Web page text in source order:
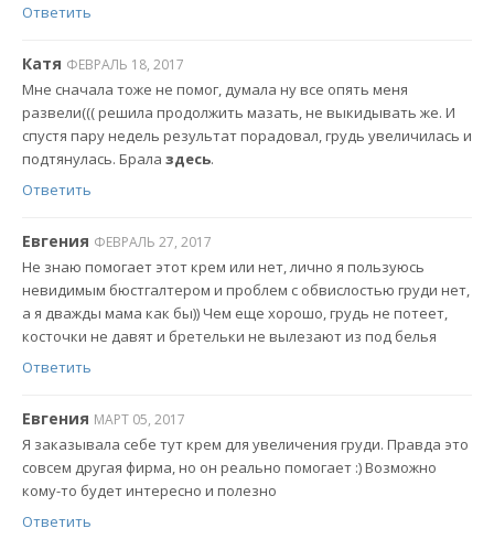
Ответить
Катя ФЕВРАЛЬ 18, 2017
Мне сначала тоже не помог, думала ну все опять меня
развели((( решила продолжить мазать, не выкидывать же. И
спустя пару недель результат порадовал, грудь увеличилась и
подтянулась. Брала здесь.
Ответить
Евгения ФЕВРАЛЬ 27, 2017
Не знаю помогает этот крем или нет, лично я пользуюсь
невидимым бюстгалтером и проблем с обвислостью груди нет,
а я дважды мама как бы)) Чем еще хорошо, грудь не потеет,
косточки не давят и бретельки не вылезают из под белья
Ответить
Евгения МАРТ 05, 2017
Я заказывала себе тут крем для увеличения груди. Правда это
совсем другая фирма, но он реально помогает :) Возможно
кому-то будет интересно и полезно
Ответить